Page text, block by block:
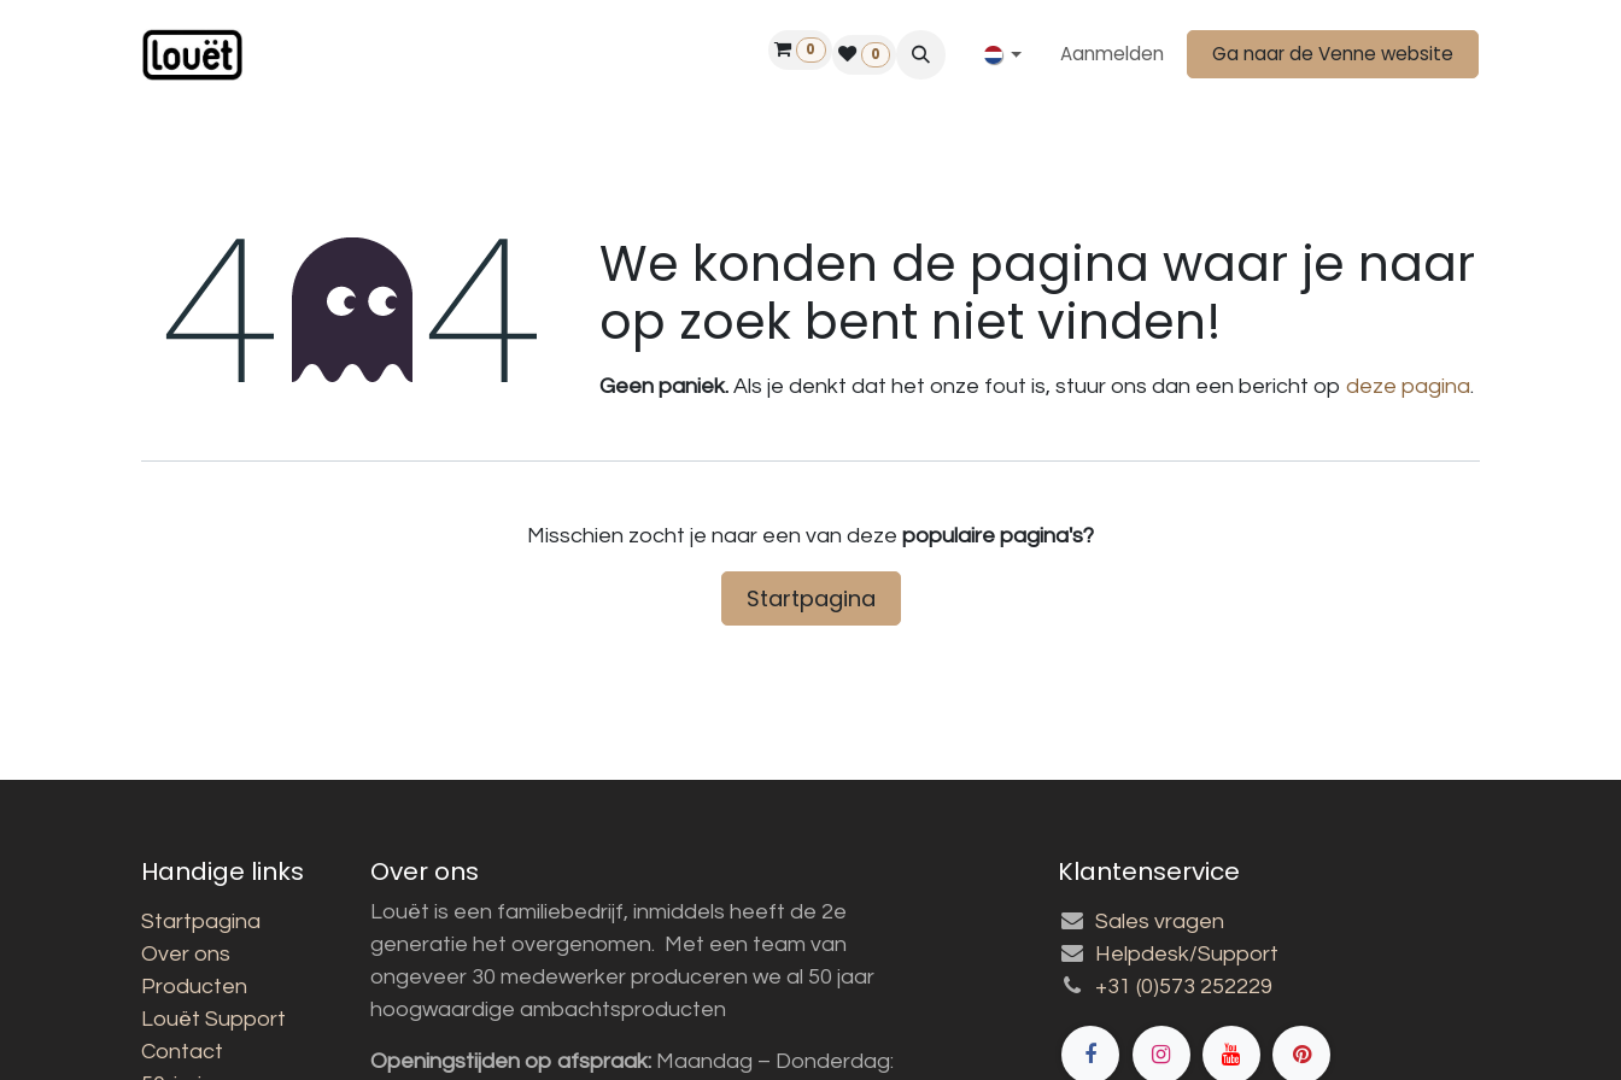
Vind een dealer
0 0 Aanmelden Ga naar de Venne website
Fout 404
We konden de pagina waar je naar
op zoek bent niet vinden!
Geen paniek. Als je denkt dat het onze fout is, stuur ons dan een bericht op deze pagina.
Misschien zocht je naar een van deze populaire pagina's?
Startpagina
Handige links
Startpagina
Over ons
Producten
Louët Support
Contact
Over ons
Louët is een familiebedrijf, inmiddels heeft de 2e
generatie het overgenomen. Met een team van
ongeveer 30 medewerker produceren we al 50 jaar
hoogwaardige ambachtsproducten
Openingstijden op afspraak: Maandag – Donderdag:
Klantenservice
Sales vragen
Helpdesk/Support
+31 (0)573 252229